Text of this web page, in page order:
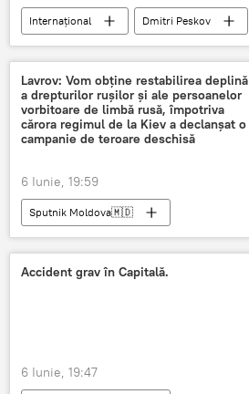
Internațional
Dmitri Peskov
evaluare
Lavrov: Vom obține restabilirea deplină
a drepturilor rușilor și ale persoanelor
vorbitoare de limbă rusă, împotriva
cărora regimul de la Kiev a declanșat o
campanie de teroare deschisă
6 Iunie, 19:59
Sputnik Moldova🇲🇩
Accident grav în Capitală.
6 Iunie, 19:47